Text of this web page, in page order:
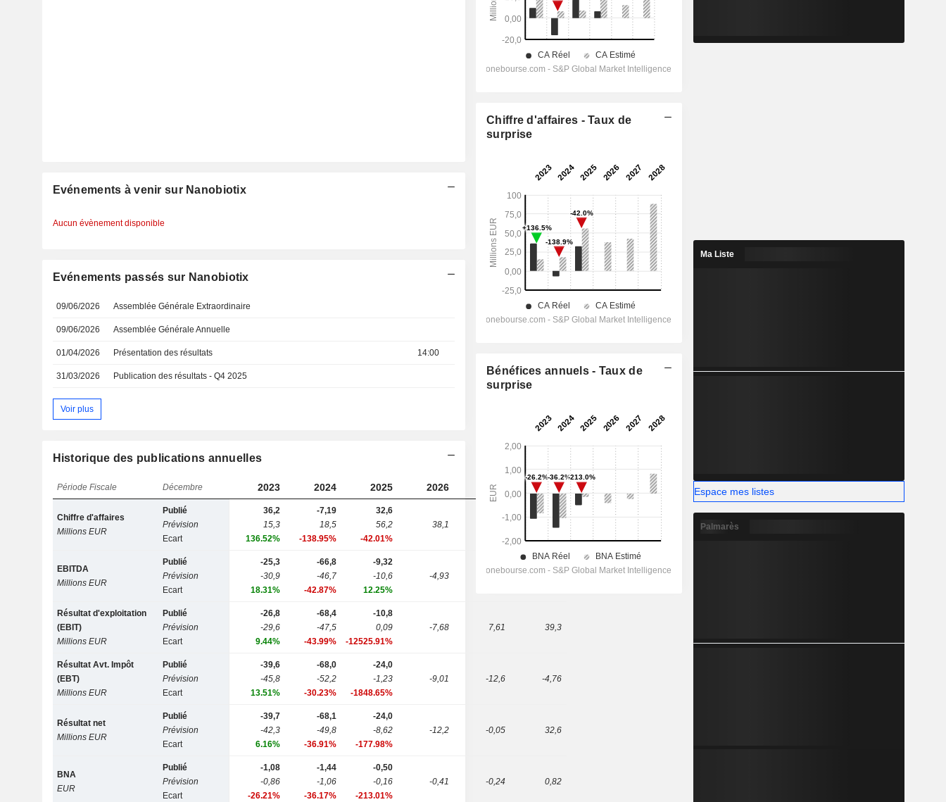
Evénements à venir sur Nanobiotix
Aucun évènement disponible
Evénements passés sur Nanobiotix
09/06/2026 Assemblée Générale Extraordinaire
09/06/2026 Assemblée Générale Annuelle
01/04/2026 Présentation des résultats 14:00
31/03/2026 Publication des résultats - Q4 2025
Voir plus
Historique des publications annuelles
Période Fiscale Décembre 2023 2024 2025 2026 2027 2028
Chiffre d'affaires
Millions EUR
Publié
Prévision
Ecart
36,2
15,3
136.52%
-7,19
18,5
-138.95%
32,6
56,2
-42.01%
38,1 88,2
EBITDA
Millions EUR
Publié
Prévision
Ecart
-25,3
-30,9
18.31%
-66,8
-46,7
-42.87%
-9,32
-10,6
12.25%
-4,93 -12,5 43,2
Résultat d'exploitation
(EBIT)
Millions EUR
Publié
Prévision
Ecart
-26,8
-29,6
9.44%
-68,4
-47,5
-43.99%
-10,8
0,09
-12525.91%
-7,68 7,61 39,3
Résultat Avt. Impôt
(EBT)
Millions EUR
Publié
Prévision
Ecart
-39,6
-45,8
13.51%
-68,0
-52,2
-30.23%
-24,0
-1,23
-1848.65%
-9,01 -12,6 -4,76
Résultat net
Millions EUR
Publié
Prévision
Ecart
-39,7
-42,3
6.16%
-68,1
-49,8
-36.91%
-24,0
-8,62
-177.98%
-12,2 -0,05 32,6
BNA
EUR
Publié
Prévision
Ecart
-1,08
-0,86
-26.21%
-1,44
-1,06
-36.17%
-0,50
-0,16
-213.01%
-0,41 -0,24 0,82
Chiffre d'affaires - Taux de
surprise
Bénéfices annuels - Taux de
surprise
Ma Liste
Espace mes listes
Palmarès